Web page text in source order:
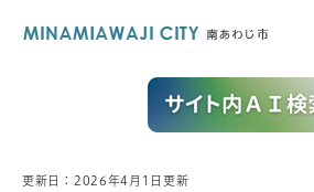
本
更新日：2026年4月1日更新